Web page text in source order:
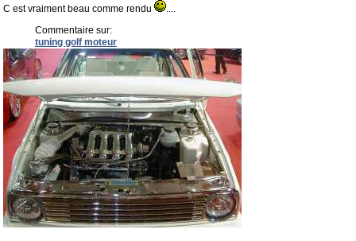
C est vraiment beau comme rendu
....
Commentaire sur:
tuning golf moteur